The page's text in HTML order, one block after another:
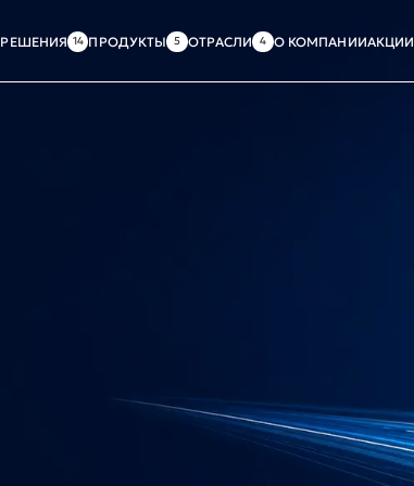
РЕШЕНИЯ ПРОДУКТЫ ОТРАСЛИ О КОМПАНИИАКЦИИ